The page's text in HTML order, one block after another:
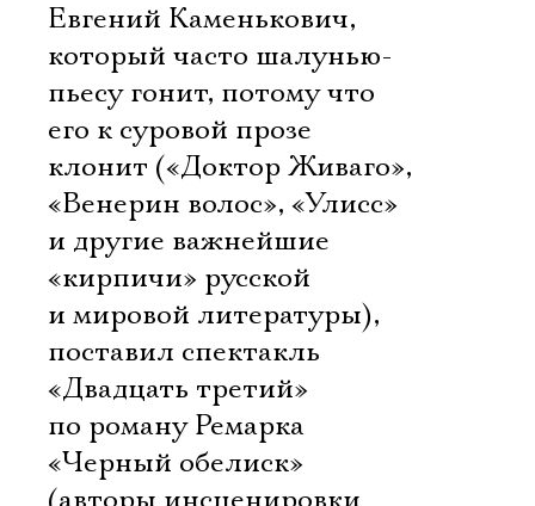
Евгений Каменькович,
который часто шалунью-
пьесу гонит, потому что
его к суровой прозе
клонит («Доктор Живаго»,
«Венерин волос», «Улисс»
и другие важнейшие
«кирпичи» русской
и мировой литературы),
поставил спектакль
«Двадцать третий»
по роману Ремарка
«Черный обелиск»